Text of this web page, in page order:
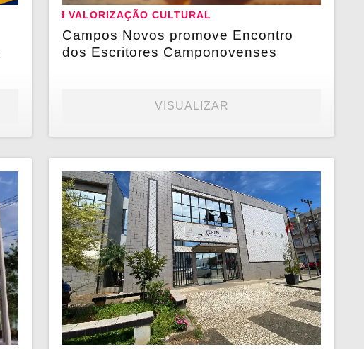
VALORIZAÇÃO CULTURAL
Campos Novos promove Encontro
dos Escritores Camponovenses
VISUALIZAR